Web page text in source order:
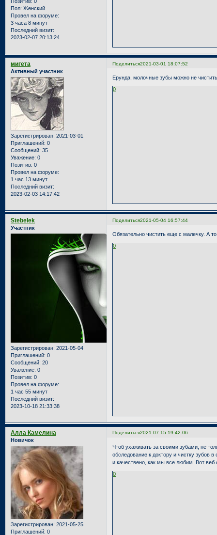
Пол: Женский
Провел на форуме:
3 часа 8 минут
Последний визит:
2023-02-07 20:13:24
Поделиться2021-03-01 18:07:52
мигета
Активный участник
Зарегистрирован: 2021-03-01
Приглашений: 0
Сообщений: 35
Уважение: 0
Позитив: 0
Провел на форуме:
1 час 13 минут
Последний визит:
2023-02-03 14:17:42
Ерунда, молочные зубы можно не
0
Поделиться2021-05-04 16:57:44
Stebelek
Участник
Зарегистрирован: 2021-05-04
Приглашений: 0
Сообщений: 20
Уважение: 0
Позитив: 0
Провел на форуме:
1 час 55 минут
Последний визит:
2023-10-18 21:33:38
Обязательно чистить еще с малечку. А
0
Поделиться2021-07-15 19:42:06
Алла Камелина
Новичок
Зарегистрирован: 2021-05-25
Приглашений: 0
Чтоб ухаживать за своими зубами, не
обследование к доктору и чистку зубов
и качествено, как мы все любим. Вот веб
0